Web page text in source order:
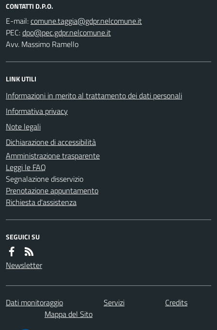
CONTATTI D.P.O.
E-mail:
PEC:
Avv. Massimo Ramello
LINK UTILI
Informazioni in merito al trattamento dei dati personali
Informativa privacy
Note legali
Dichiarazione di accessibilità
Amministrazione trasparente
Leggi le FAQ
Segnalazione disservizio
Prenotazione appuntamento
Richiesta d'assistenza
SEGUICI SU
Newsletter
Dati monitoraggio Servizi
Credits
Mappa del Sito